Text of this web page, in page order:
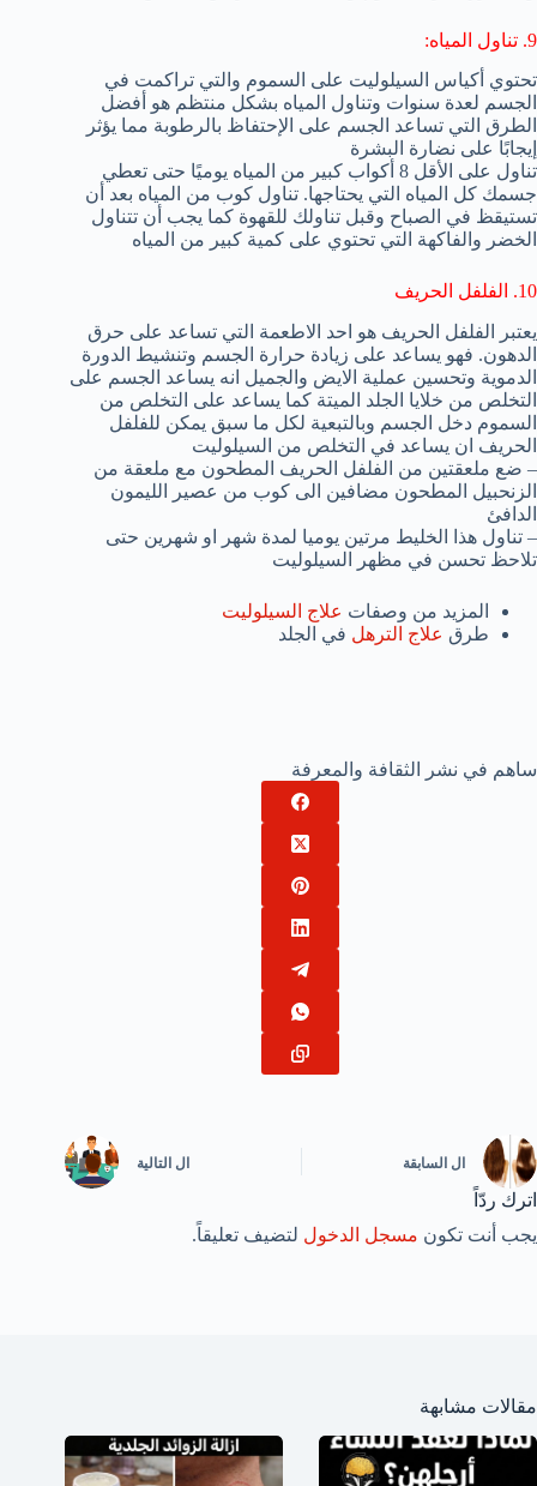
9. تناول المياه:
تحتوي أكياس السيلوليت على السموم والتي تراكمت في
الجسم لعدة سنوات وتناول المياه بشكل منتظم هو أفضل
الطرق التي تساعد الجسم على الإحتفاظ بالرطوبة مما يؤثر
إيجابًا على نضارة البشرة
تناول على الأقل 8 أكواب كبير من المياه يوميًا حتى تعطي
جسمك كل المياه التي يحتاجها. تناول كوب من المياه بعد أن
تستيقظ في الصباح وقبل تناولك للقهوة كما يجب أن تتناول
الخضر والفاكهة التي تحتوي على كمية كبير من المياه
10. الفلفل الحريف
يعتبر الفلفل الحريف هو احد الاطعمة التي تساعد على حرق
الدهون. فهو يساعد على زيادة حرارة الجسم وتنشيط الدورة
الدموية وتحسين عملية الايض والجميل انه يساعد الجسم على
التخلص من خلايا الجلد الميتة كما يساعد على التخلص من
السموم دخل الجسم وبالتبعية لكل ما سبق يمكن للفلفل
الحريف ان يساعد في التخلص من السيلوليت
– ضع ملعقتين من الفلفل الحريف المطحون مع ملعقة من
الزنحبيل المطحون مضافين الى كوب من عصير الليمون
الدافئ
– تناول هذا الخليط مرتين يوميا لمدة شهر او شهرين حتى
تلاحظ تحسن في مظهر السيلوليت
المزيد من وصفات علاج السيلوليت
طرق علاج الترهل في الجلد
ساهم في نشر الثقافة والمعرفة
ال السابقة ال التالية
اترك ردّاً
يجب أنت تكون مسجل الدخول لتضيف تعليقاً.
مقالات مشابهة